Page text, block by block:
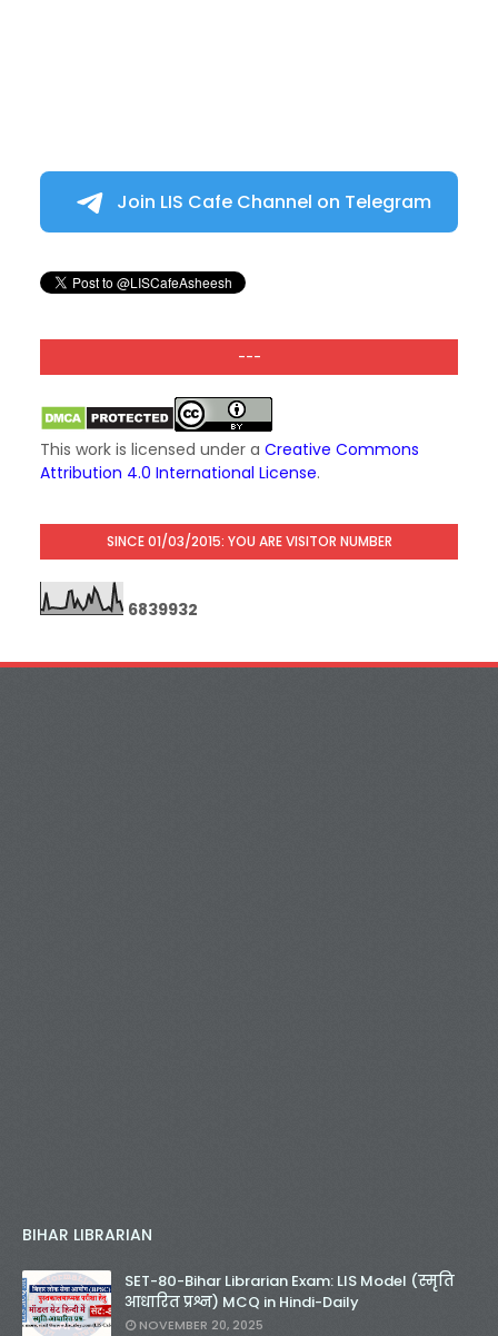
Join LIS Cafe Channel on Telegram
---
This work is licensed under a Creative Commons
Attribution 4.0 International License.
SINCE 01/03/2015: YOU ARE VISITOR NUMBER
6839932
BIHAR LIBRARIAN
SET-80-Bihar Librarian Exam: LIS Model (स्मृति
आधारित प्रश्न) MCQ in Hindi-Daily
NOVEMBER 20, 2025